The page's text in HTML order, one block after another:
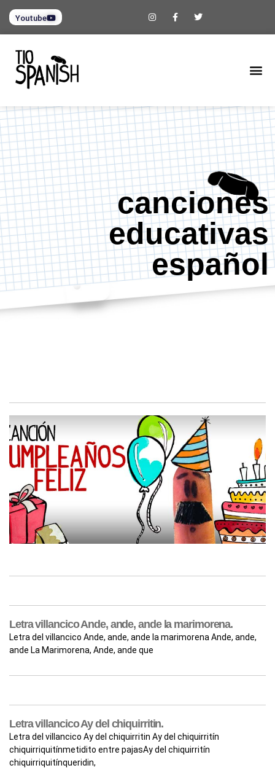
Youtube
canciones
educativas
español
Letra villancico Ande, ande, ande la marimorena.
Letra del villancico Ande, ande, ande la marimorena Ande, ande,
ande La Marimorena, Ande, ande que
Letra villancico Ay del chiquirritin.
Letra del villancico Ay del chiquirritin Ay del chiquirritín
chiquirriquitínmetidito entre pajasAy del chiquirritín
chiquirriquitínqueridin,